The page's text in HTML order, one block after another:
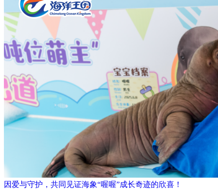
因爱与守护，共同见证海象“喔喔”成长奇迹的欣喜！